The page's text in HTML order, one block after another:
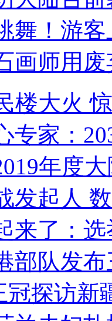
舞！游客
画师用
楼大火
专家：
年度
发起人
来了：
部队发
冠探访新